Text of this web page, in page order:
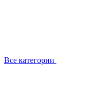
Все категории